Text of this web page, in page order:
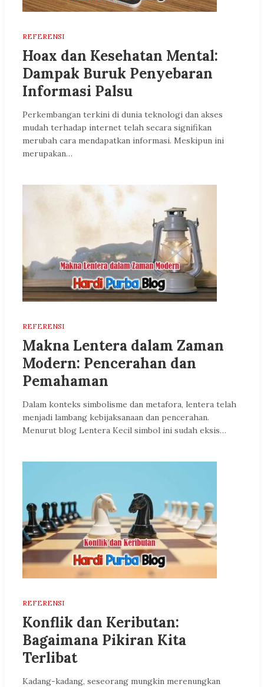
REFERENSI
Hoax dan Kesehatan Mental:
Dampak Buruk Penyebaran
Informasi Palsu
Perkembangan terkini di dunia teknologi dan akses
mudah terhadap internet telah secara signifikan
merubah cara mendapatkan informasi. Meskipun ini
merupakan…
REFERENSI
Makna Lentera dalam Zaman
Modern: Pencerahan dan
Pemahaman
Dalam konteks simbolisme dan metafora, lentera telah
menjadi lambang kebijaksanaan dan pencerahan.
Menurut blog Lentera Kecil simbol ini sudah eksis…
REFERENSI
Konflik dan Keributan:
Bagaimana Pikiran Kita
Terlibat
Kadang-kadang, seseorang mungkin merenungkan